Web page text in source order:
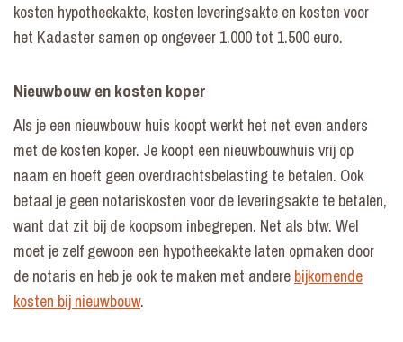
kosten hypotheekakte, kosten leveringsakte en kosten voor
het Kadaster samen op ongeveer 1.000 tot 1.500 euro.
Nieuwbouw en kosten koper
Als je een nieuwbouw huis koopt werkt het net even anders
met de kosten koper. Je koopt een nieuwbouwhuis vrij op
naam en hoeft geen overdrachtsbelasting te betalen. Ook
betaal je geen notariskosten voor de leveringsakte te betalen,
want dat zit bij de koopsom inbegrepen. Net als btw. Wel
moet je zelf gewoon een hypotheekakte laten opmaken door
de notaris en heb je ook te maken met andere bijkomende
kosten bij nieuwbouw.